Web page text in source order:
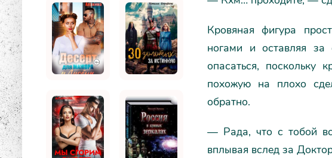
Кровяная фигура
ногами и оставляя
опасаться, поскольку
похожую на плохо
обратно.
— Рада, что с тобой
вплывая вслед за